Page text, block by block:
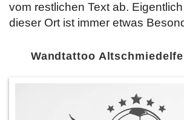
vom restlichen Text ab.
dieser Ort ist immer etwas
Wandtattoo